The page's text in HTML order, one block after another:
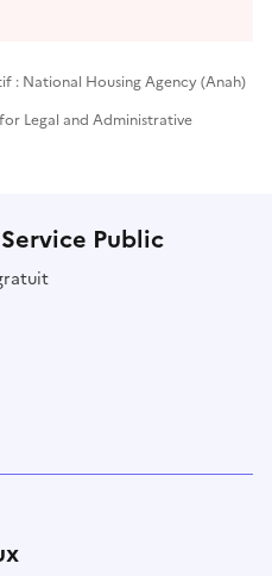
: National Housing Agency (Anah)
Legal and Administrative
Public